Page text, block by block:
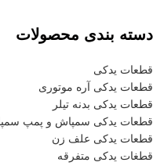
دسته بندی محصولات
قطعات یدکی
قطعات یدکی آره موتوری
قطعات یدکی بدنه تیلر
قطعات یدکی سمپاش و پمپ
قطعات یدکی علف زن
قطغات یدکی متفرقه